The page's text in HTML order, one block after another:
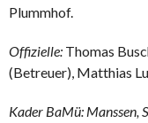
Plummhof.
Offizielle: Thomas
(Betreuer), Matthias
Kader BaMü: Manssen,